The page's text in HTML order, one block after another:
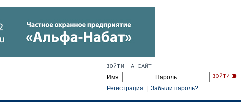
Имя:
Пароль:
Регистрация
Забыли пароль?